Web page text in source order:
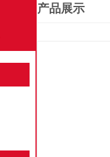
产品展示